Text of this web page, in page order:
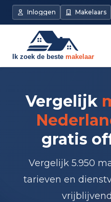
Inloggen Makelaars
Vergelijk
gratis
Vergelijk 5.950
tarieven en